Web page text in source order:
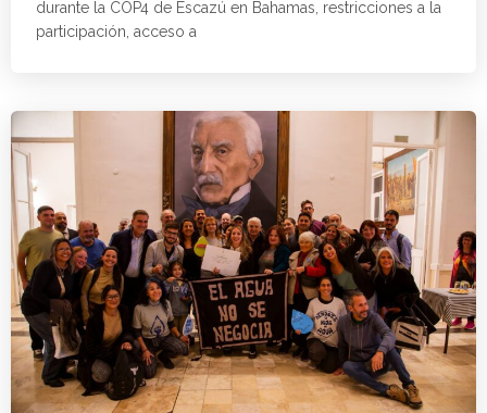
durante la COP4 de Escazú en Bahamas, restricciones a la
participación, acceso a